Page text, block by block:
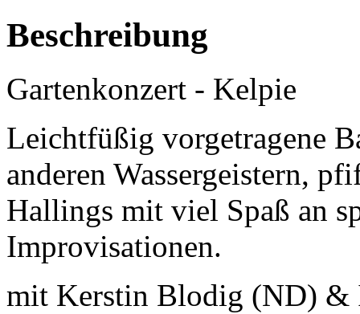
Beschreibung
Gartenkonzert - Kelpie
Leichtfüßig vorgetragene
anderen Wassergeistern,
Hallings mit viel Spaß an
Improvisationen.
mit Kerstin Blodig (ND) &